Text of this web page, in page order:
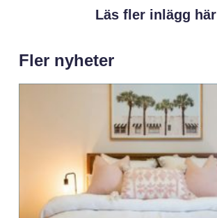
Läs fler inlägg här
Fler nyheter